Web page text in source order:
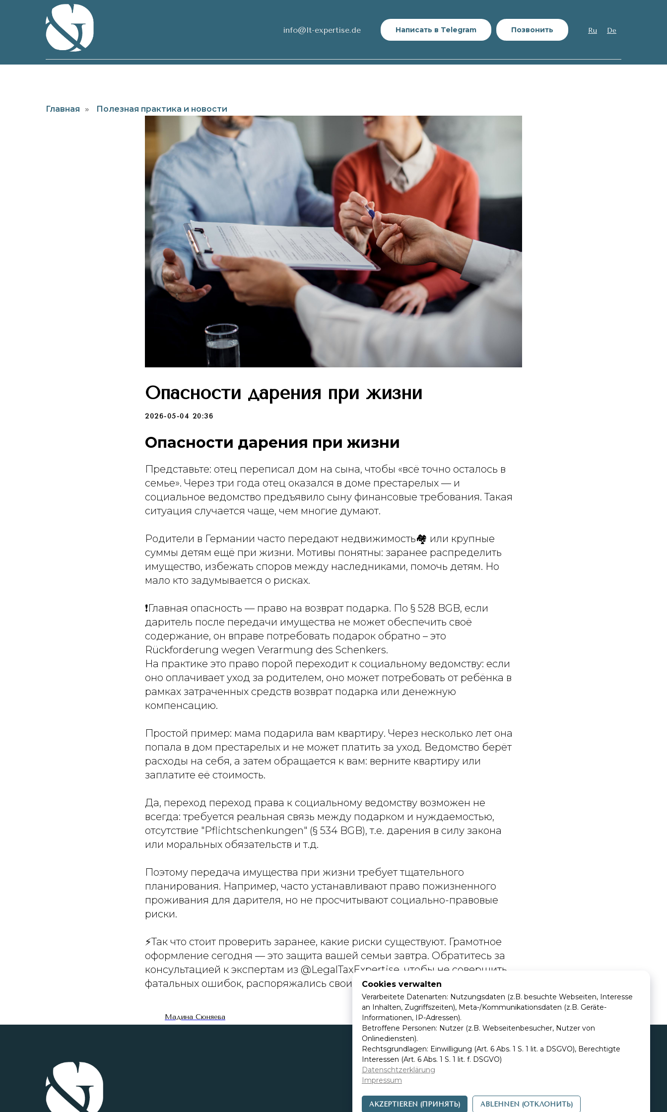
info@lt-expertise.de Написать в Telegram Позвонить Ru De
Главная » Полезная практика и новости
Опасности дарения при жизни
2026-05-04 20:36
Опасности дарения при жизни
Представьте: отец переписал дом на сына, чтобы «всё точно осталось в
семье». Через три года отец оказался в доме престарелых — и
социальное ведомство предъявило сыну финансовые требования. Такая
ситуация случается чаще, чем многие думают.
Родители в Германии часто передают недвижимость🏘 или крупные
суммы детям ещё при жизни. Мотивы понятны: заранее распределить
имущество, избежать споров между наследниками, помочь детям. Но
мало кто задумывается о рисках.
❗️Главная опасность — право на возврат подарка. По § 528 BGB, если
даритель после передачи имущества не может обеспечить своё
содержание, он вправе потребовать подарок обратно – это
Rückforderung wegen Verarmung des Schenkers.
На практике это право порой переходит к социальному ведомству: если
оно оплачивает уход за родителем, оно может потребовать от ребёнка в
рамках затраченных средств возврат подарка или денежную
компенсацию.
Простой пример: мама подарила вам квартиру. Через несколько лет она
попала в дом престарелых и не может платить за уход. Ведомство берёт
расходы на себя, а затем обращается к вам: верните квартиру или
заплатите её стоимость.
Да, переход переход права к социальному ведомству возможен не
всегда: требуется реальная связь между подарком и нуждаемостью,
отсутствие "Pflichtschenkungen" (§ 534 BGB), т.е. дарения в силу закона
или моральных обязательств и т.д.
Поэтому передача имущества при жизни требует тщательного
планирования. Например, часто устанавливают право пожизненного
проживания для дарителя, но не просчитывают социально-правовые
риски.
⚡️Так что стоит проверить заранее, какие риски существуют. Грамотное
оформление сегодня — это защита вашей семьи завтра. Обратитесь за
консультацией к экспертам из @LegalTaxExpertise, чтобы не совершить
фатальных ошибок, распоряжались своим имуществом.
Мадина Сюняева
Об адвокатах
Instagram
Cookies verwalten
Verarbeitete Datenarten: Nutzungsdaten (z.B. besuchte Webseiten, Interesse
an Inhalten, Zugriffszeiten), Meta-/Kommunikationsdaten (z.B. Geräte-
Informationen, IP-Adressen).
Betroffene Personen: Nutzer (z.B. Webseitenbesucher, Nutzer von
Onlinediensten).
Rechtsgrundlagen: Einwilligung (Art. 6 Abs. 1 S. 1 lit. a DSGVO), Berechtigte
Interessen (Art. 6 Abs. 1 S. 1 lit. f. DSGVO)
Datenschtzerklärung
Impressum
AKZEPTIEREN (ПРИНЯТЬ) ABLEHNEN (ОТКЛОНИТЬ)